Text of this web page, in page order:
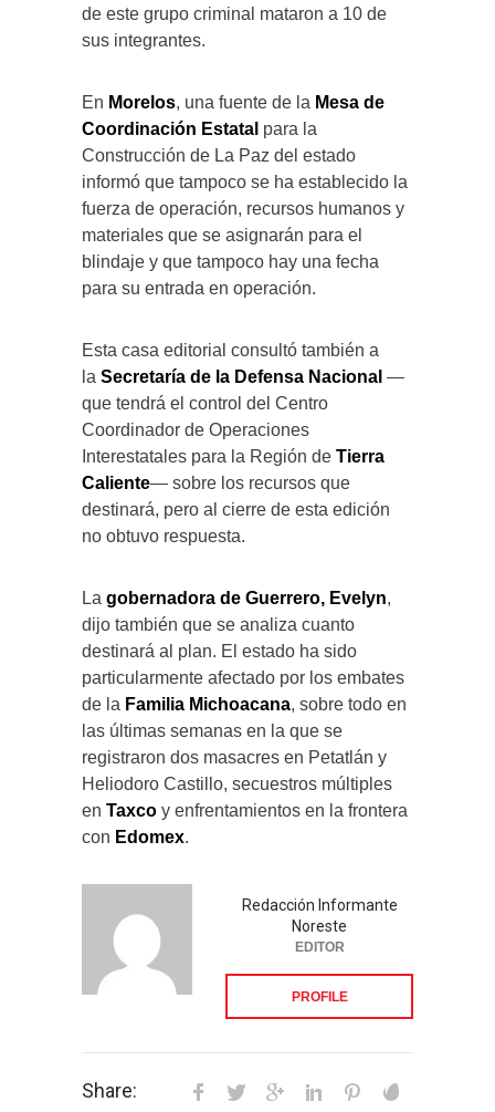
de este grupo criminal mataron a 10 de
sus integrantes.
En Morelos, una fuente de la Mesa de
Coordinación Estatal para la
Construcción de La Paz del estado
informó que tampoco se ha establecido la
fuerza de operación, recursos humanos y
materiales que se asignarán para el
blindaje y que tampoco hay una fecha
para su entrada en operación.
Esta casa editorial consultó también a
la Secretaría de la Defensa Nacional —
que tendrá el control del Centro
Coordinador de Operaciones
Interestatales para la Región de Tierra
Caliente— sobre los recursos que
destinará, pero al cierre de esta edición
no obtuvo respuesta.
La gobernadora de Guerrero, Evelyn,
dijo también que se analiza cuanto
destinará al plan. El estado ha sido
particularmente afectado por los embates
de la Familia Michoacana, sobre todo en
las últimas semanas en la que se
registraron dos masacres en Petatlán y
Heliodoro Castillo, secuestros múltiples
en Taxco y enfrentamientos en la frontera
con Edomex.
Redacción Informante
Noreste
EDITOR
PROFILE
Share: